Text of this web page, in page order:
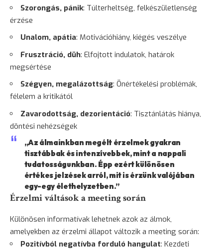
Szorongás, pánik: Túlterheltség, felkészületlenség
érzése
Unalom, apátia: Motivációhiány, kiégés veszélye
Frusztráció, düh: Elfojtott indulatok, határok
megsértése
Szégyen, megalázottság: Önértékelési problémák,
félelem a kritikától
Zavarodottság, dezorientáció: Tisztánlátás hiánya,
döntési nehézségek
„Az álmainkban megélt érzelmek gyakran
tisztábbak és intenzívebbek, mint a nappali
tudatosságunkban. Épp ezért különösen
értékes jelzések arról, mit is érzünk valójában
egy-egy élethelyzetben.”
Érzelmi váltások a meeting során
Különösen informatívak lehetnek azok az álmok,
amelyekben az érzelmi állapot változik a meeting során:
Pozitívból negatívba forduló hangulat: Kezdeti